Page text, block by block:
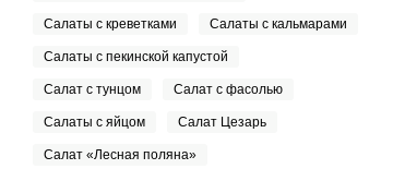
Салаты с креветками Салаты с кальмарами
Салаты с пекинской капустой
Салат с тунцом Салат с фасолью
Салаты с яйцом Салат Цезарь
Салат «Лесная поляна»